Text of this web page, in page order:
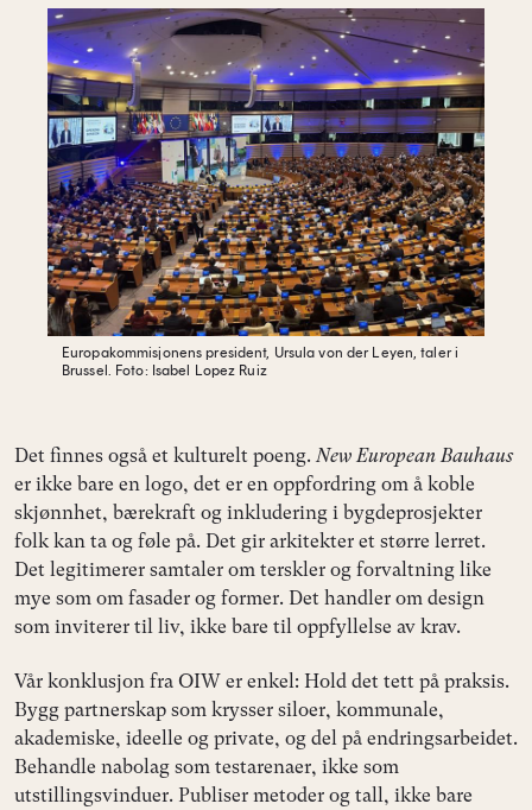
Europakommisjonens president, Ursula von der Leyen, taler i
Brussel. Foto: Isabel Lopez Ruiz
Det finnes også et kulturelt poeng. New European Bauhaus
er ikke bare en logo, det er en oppfordring om å koble
skjønnhet, bærekraft og inkludering i bygdeprosjekter
folk kan ta og føle på. Det gir arkitekter et større lerret.
Det legitimerer samtaler om terskler og forvaltning like
mye som om fasader og former. Det handler om design
som inviterer til liv, ikke bare til oppfyllelse av krav.
Vår konklusjon fra OIW er enkel: Hold det tett på praksis.
Bygg partnerskap som krysser siloer, kommunale,
akademiske, ideelle og private, og del på endringsarbeidet.
Behandle nabolag som testarenaer, ikke som
utstillingsvinduer. Publiser metoder og tall, ikke bare